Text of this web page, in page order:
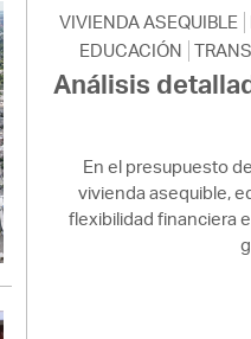
VIVIENDA ASEQUIBLE
EDUCACIÓN
Análisis
En el presupuesto
vivienda asequible,
flexibilidad financiera